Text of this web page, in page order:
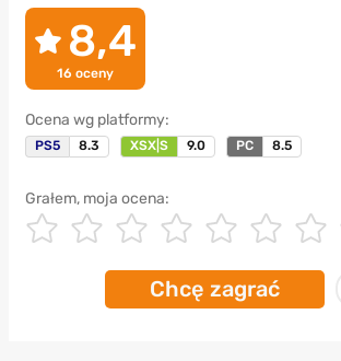
8,4
16 oceny
Ocena wg platformy:
PS5 8.3 XSX|S 9.0 PC 8.5
Grałem, moja ocena:
Chcę zagrać